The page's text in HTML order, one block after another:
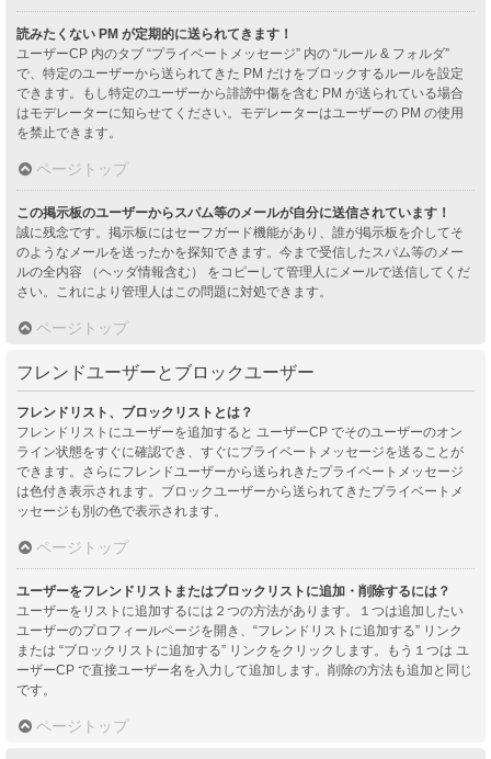
読みたくない PM が定期的に送られてきます！
ユーザーCP 内のタブ “プライベートメッセージ” 内の “ルール & フォルダ”
で、特定のユーザーから送られてきた PM だけをブロックするルールを設定
できます。もし特定のユーザーから誹謗中傷を含む PM が送られている場合
はモデレーターに知らせてください。モデレーターはユーザーの PM の使用
を禁止できます。
ページトップ
この掲示板のユーザーからスパム等のメールが自分に送信されています！
誠に残念です。掲示板にはセーフガード機能があり、誰が掲示板を介してそ
のようなメールを送ったかを探知できます。今まで受信したスパム等のメー
ルの全内容 （ヘッダ情報含む） をコピーして管理人にメールで送信してくだ
さい。これにより管理人はこの問題に対処できます。
ページトップ
フレンドユーザーとブロックユーザー
フレンドリスト、ブロックリストとは？
フレンドリストにユーザーを追加すると ユーザーCP でそのユーザーのオン
ライン状態をすぐに確認でき、すぐにプライベートメッセージを送ることが
できます。さらにフレンドユーザーから送られきたプライベートメッセージ
は色付き表示されます。ブロックユーザーから送られてきたプライベートメ
ッセージも別の色で表示されます。
ページトップ
ユーザーをフレンドリストまたはブロックリストに追加・削除するには？
ユーザーをリストに追加するには２つの方法があります。１つは追加したい
ユーザーのプロフィールページを開き、“フレンドリストに追加する” リンク
または “ブロックリストに追加する” リンクをクリックします。もう１つは ユ
ーザーCP で直接ユーザー名を入力して追加します。削除の方法も追加と同じ
です。
ページトップ